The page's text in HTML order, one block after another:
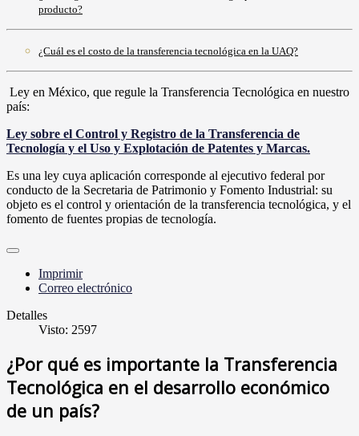
producto?
¿Cuál es el costo de la transferencia tecnológica en la UAQ?
Ley en México, que regule la Transferencia Tecnológica en nuestro
país:
Ley sobre el Control y Registro de la Transferencia de
Tecnología y el Uso y Explotación de Patentes y Marcas.
Es una ley cuya aplicación corresponde al ejecutivo federal por
conducto de la Secretaria de Patrimonio y Fomento Industrial: su
objeto es el control y orientación de la transferencia tecnológica, y el
fomento de fuentes propias de tecnología.
Imprimir
Correo electrónico
Detalles
Visto: 2597
¿Por qué es importante la Transferencia
Tecnológica en el desarrollo económico
de un país?